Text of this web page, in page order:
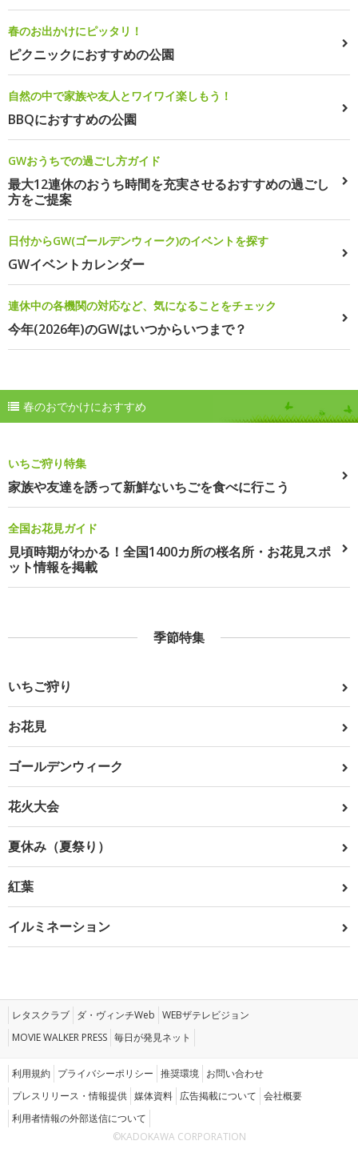
春のお出かけにピッタリ！
ピクニックにおすすめの公園
自然の中で家族や友人とワイワイ楽しもう！
BBQにおすすめの公園
GWおうちでの過ごし方ガイド
最大12連休のおうち時間を充実させるおすすめの過ごし
方をご提案
日付からGW(ゴールデンウィーク)のイベントを探す
GWイベントカレンダー
連休中の各機関の対応など、気になることをチェック
今年(2026年)のGWはいつからいつまで？
春のおでかけにおすすめ
いちご狩り特集
家族や友達を誘って新鮮ないちごを食べに行こう
全国お花見ガイド
見頃時期がわかる！全国1400カ所の桜名所・お花見スポ
ット情報を掲載
季節特集
いちご狩り
お花見
ゴールデンウィーク
花火大会
夏休み（夏祭り）
紅葉
イルミネーション
レタスクラブ ダ・ヴィンチWeb WEBザテレビジョン
MOVIE WALKER PRESS 毎日が発見ネット
利用規約 プライバシーポリシー 推奨環境 お問い合わせ
プレスリリース・情報提供 媒体資料 広告掲載について 会社概要
利用者情報の外部送信について
©KADOKAWA CORPORATION